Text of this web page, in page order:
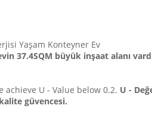
Yaşam Konteyner Ev
37.4SQM büyük inşaat alanı
achieve U - Value below 0.2. U -
güvencesi.